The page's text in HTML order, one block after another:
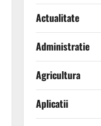
Actualitate
Administratie
Agricultura
Aplicatii